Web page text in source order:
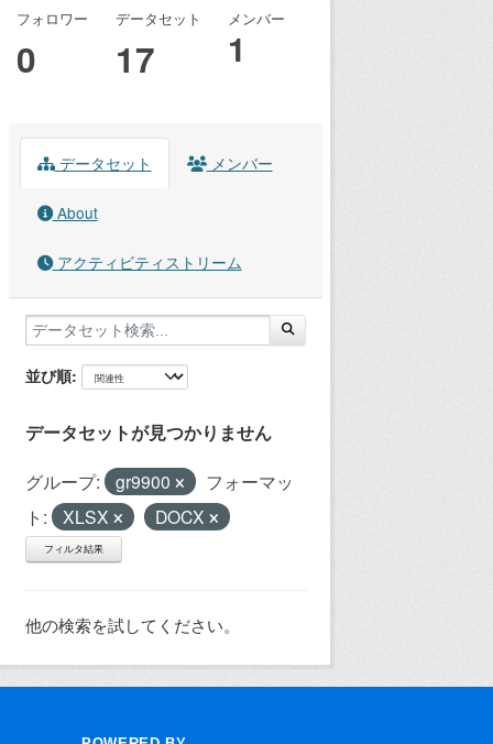
フォロワー
0
データセット
17
メンバー
1
データセット メンバー
About
アクティビティストリーム
並び順
データセットが見つかりません
グループ: gr9900
フォーマッ
ト:
XLSX DOCX
フィルタ結果
他の検索を試してください。